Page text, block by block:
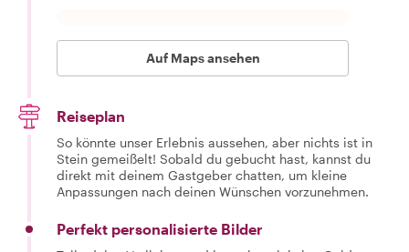
Auf Maps ansehen
Reiseplan
So könnte unser Erlebnis aussehen, aber nichts ist in
Stein gemeißelt! Sobald du gebucht hast, kannst du
direkt mit deinem Gastgeber chatten, um kleine
Anpassungen nach deinen Wünschen vorzunehmen.
Perfekt personalisierte Bilder